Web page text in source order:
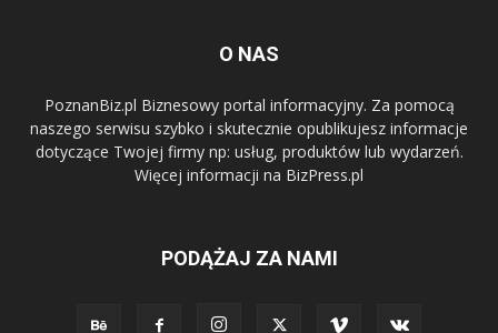
O NAS
PoznanBiz.pl Biznesowy portal informacyjny. Za pomocą
naszego serwisu szybko i skutecznie opublikujesz informacje
dotyczące Twojej firmy np: usług, produktów lub wydarzeń.
Więcej informacji na BizPress.pl
PODĄŻAJ ZA NAMI